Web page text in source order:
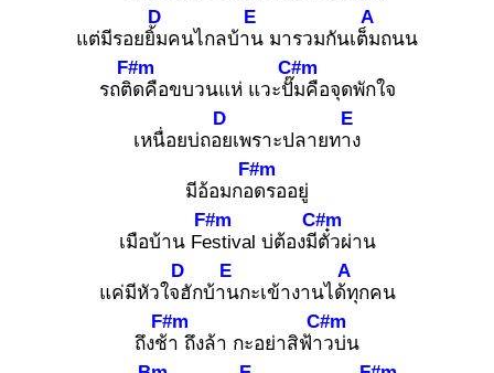
แต่มีรอยยิ้ม
D
คนไกลบ้าน
E
มารวมกันเต็ม
A
ถนน
รถติด
F#m
คือขบวนแห่ แวะปั๊ม
C#m
คือจุดพักใจ
เหนื่อยบ่ถอย
D
เพราะปลายทาง
E
มีอ้อมกอด
F#m
รออยู่
เมือบ้าน Fes
F#m
tival บ่ต้องมีตั๋
C#m
วผ่าน
แค่มีหัวใจฮั
D
กบ้าน
E
กะเข้างานได้ทุ
A
กคน
ถึงช้า
F#m
ถึงล้า กะอย่าสิฟ้าว
C#m
บ่น